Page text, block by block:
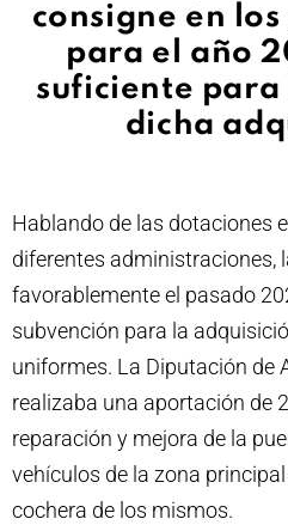
consigne en
para el año
suficiente
dicha
Hablando de las dotaciones
diferentes administraciones,
favorablemente el pasado
subvención para la
uniformes. La Diputación de
realizaba una aportación de
reparación y mejora de la
vehículos de la zona
cochera de los mismos.